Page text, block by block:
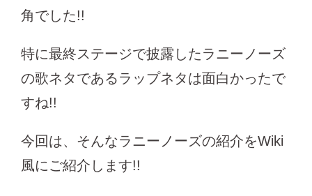
角でした!!
特に最終ステージで披露したラニーノーズ
の歌ネタであるラップネタは面白かったで
すね!!
今回は、そんなラニーノーズの紹介をWiki
風にご紹介します!!